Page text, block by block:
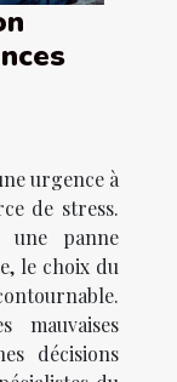
urgence à
de stress.
une panne
le choix du
mauvaises
décisions